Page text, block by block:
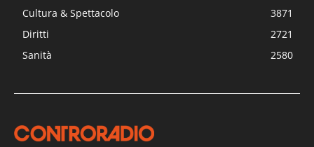
Cultura & Spettacolo
3871
Diritti
2721
Sanità
2580